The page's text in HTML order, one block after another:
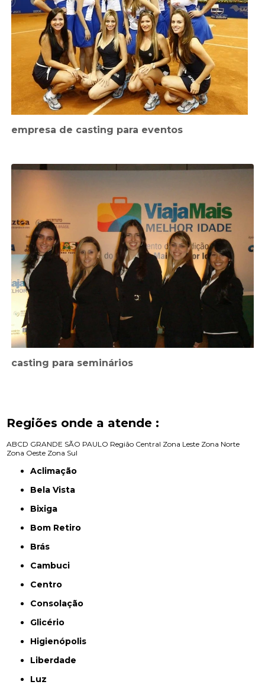
empresa de casting para eventos
casting para seminários
Regiões onde a atende :
ABCD GRANDE SÃO PAULO Região Central Zona Leste Zona Norte
Zona Oeste Zona Sul
Aclimação
Bela Vista
Bixiga
Bom Retiro
Brás
Cambuci
Centro
Consolação
Glicério
Higienópolis
Liberdade
Luz